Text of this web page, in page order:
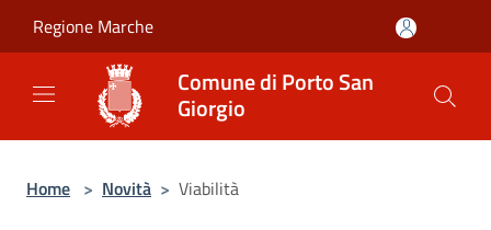
Regione Marche
Comune di Porto San
Giorgio
Home > Novità > Viabilità